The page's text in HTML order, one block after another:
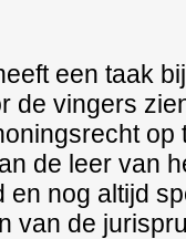
een taak
de vingers
op
de leer van
en nog altijd
van de